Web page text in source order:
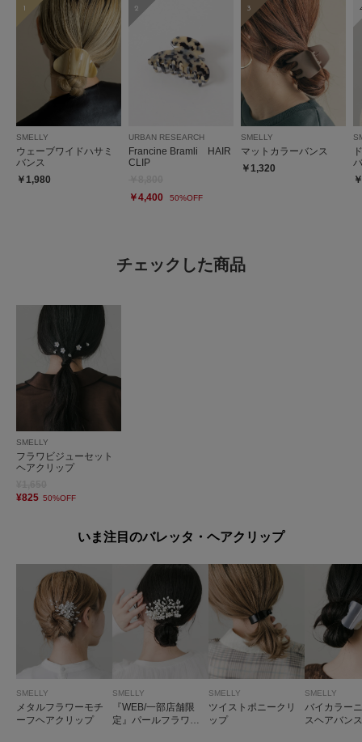
1
SMELLY
ウェーブワイドハサミ
バンス
￥1,980
2
URBAN RESEARCH
Francine Bramli HAIR
CLIP
￥4,400
50%OFF
3
SMELLY
マットカラーバンス
￥1,320
チェックした商品
SMELLY
フラワビジューセット
ヘアクリップ
¥825 50%OFF
いま注目のバレッタ・ヘアクリップ
SMELLY
メタルフラワーモチ
ーフヘアクリップ
SMELLY
『WEB/一部店舗限
定』パールフラワー
SMELLY
ツイストポニークリ
ップ
SMELLY
バイカラー
スヘアバンス